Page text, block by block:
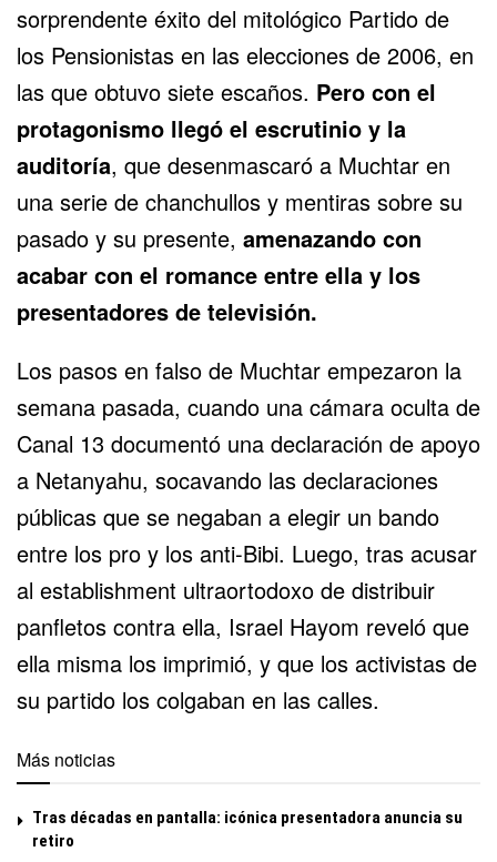
sorprendente éxito del mitológico Partido de
los Pensionistas en las elecciones de 2006, en
las que obtuvo siete escaños. Pero con el
protagonismo llegó el escrutinio y la
auditoría, que desenmascaró a Muchtar en
una serie de chanchullos y mentiras sobre su
pasado y su presente, amenazando con
acabar con el romance entre ella y los
presentadores de televisión.
Los pasos en falso de Muchtar empezaron la
semana pasada, cuando una cámara oculta de
Canal 13 documentó una declaración de apoyo
a Netanyahu, socavando las declaraciones
públicas que se negaban a elegir un bando
entre los pro y los anti-Bibi. Luego, tras acusar
al establishment ultraortodoxo de distribuir
panfletos contra ella, Israel Hayom reveló que
ella misma los imprimió, y que los activistas de
su partido los colgaban en las calles.
Más noticias
Tras décadas en pantalla: icónica presentadora anuncia su
retiro